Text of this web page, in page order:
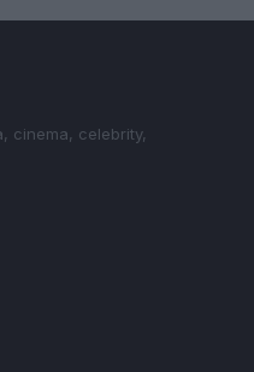
cinema, celebrity,